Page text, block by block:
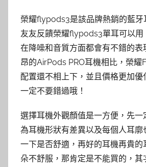
榮耀flypods3是該品牌熱銷的藍牙
友友反饋榮耀flypods3單耳可以用
在降噪和音質方面都會有不錯的表
昂的AirPods PRO耳機相比，榮耀
配置還不相上下，並且價格更加優
一定不要錯過哦！
選擇耳機外觀顏值是一方便，先一
為耳機形狀有差異以及每個人耳廓
一下是否舒適，再好的耳機再貴的
朵不舒服，那肯定是不能買的，